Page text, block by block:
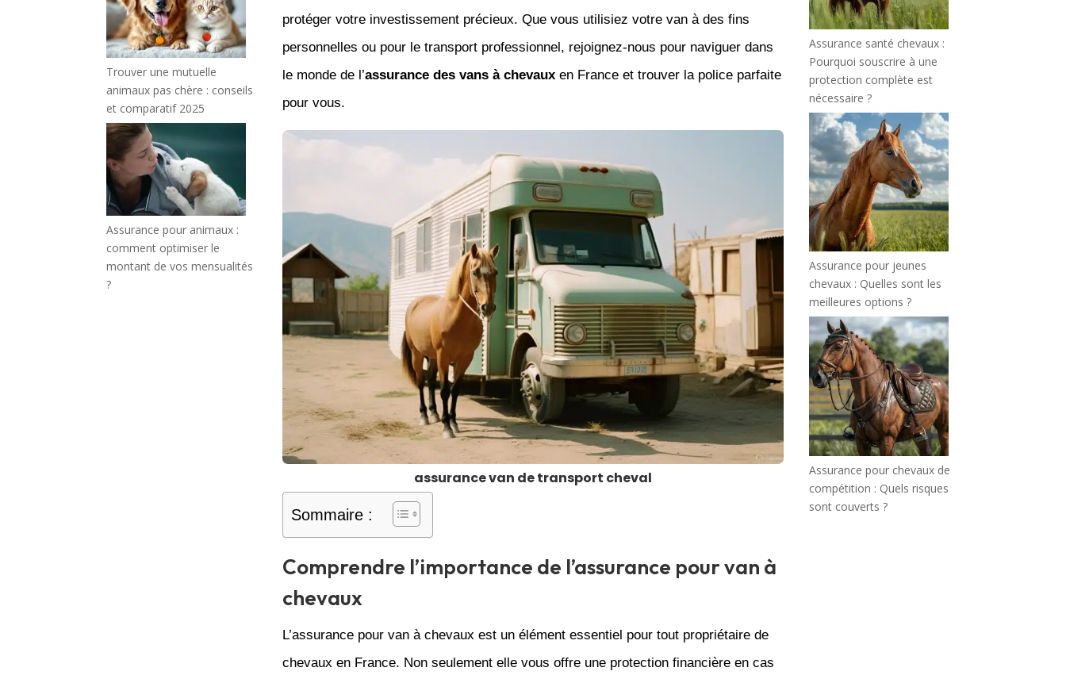
Trouver une mutuelle
animaux pas chère : conseils
et comparatif 2025
Assurance pour animaux :
comment optimiser le
montant de vos mensualités
?
protéger votre investissement précieux. Que vous utilisiez votre van à des fins
personnelles ou pour le transport professionnel, rejoignez-nous pour naviguer dans
le monde de l’assurance des vans à chevaux en France et trouver la police parfaite
pour vous.
assurance van de transport cheval
Sommaire :
Comprendre l’importance de l’assurance pour van à
chevaux
L’assurance pour van à chevaux est un élément essentiel pour tout propriétaire de
chevaux en France. Non seulement elle vous offre une protection financière en cas
Assurance santé chevaux :
Pourquoi souscrire à une
protection complète est
nécessaire ?
Assurance pour jeunes
chevaux : Quelles sont les
meilleures options ?
Assurance pour chevaux de
compétition : Quels risques
sont couverts ?